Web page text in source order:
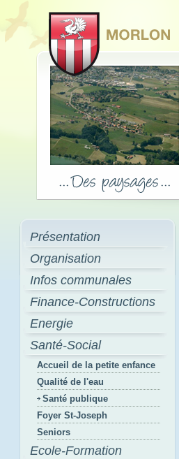
Présentation
Organisation
Infos communales
Finance-Constructions
Energie
Santé-Social
Accueil de la petite enfance
Qualité de l'eau
Santé publique
Foyer St-Joseph
Seniors
Ecole-Formation